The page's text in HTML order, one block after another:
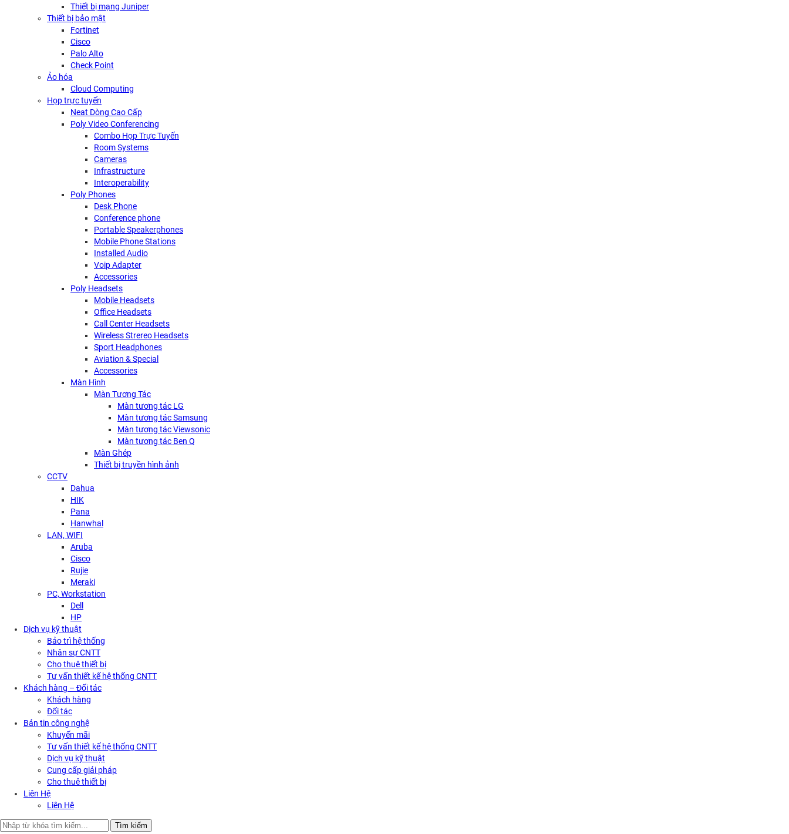
Thiết bị mạng Juniper
Thiết bị bảo mật
Fortinet
Cisco
Palo Alto
Check Point
Ảo hóa
Cloud Computing
Họp trực tuyến
Neat Dòng Cao Cấp
Poly Video Conferencing
Combo Họp Trực Tuyến
Room Systems
Cameras
Infrastructure
Interoperability
Poly Phones
Desk Phone
Conference phone
Portable Speakerphones
Mobile Phone Stations
Installed Audio
Voip Adapter
Accessories
Poly Headsets
Mobile Headsets
Office Headsets
Call Center Headsets
Wireless Strereo Headsets
Sport Headphones
Aviation & Special
Accessories
Màn Hình
Màn Tương Tác
Màn tương tác LG
Màn tương tác Samsung
Màn tương tác Viewsonic
Màn tương tác Ben Q
Màn Ghép
Thiết bị truyền hình ảnh
CCTV
Dahua
HIK
Pana
Hanwhal
LAN, WIFI
Aruba
Cisco
Rujie
Meraki
PC, Workstation
Dell
HP
Dịch vụ kỹ thuật
Bảo trì hệ thống
Nhân sự CNTT
Cho thuê thiết bị
Tư vấn thiết kế hệ thống CNTT
Khách hàng – Đối tác
Khách hàng
Đối tác
Bản tin công nghệ
Khuyến mãi
Tư vấn thiết kế hệ thống CNTT
Dịch vụ kỹ thuật
Cung cấp giải pháp
Cho thuê thiết bị
Liên Hệ
Liên Hệ
Search
Tìm kiếm